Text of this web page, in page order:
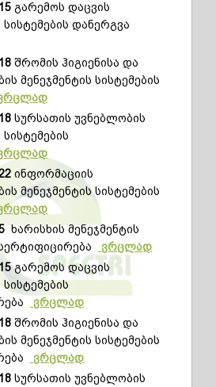
გარემოს დაცვის
სისტემების დანერგვა
შრომის ჰიგიენისა და
მენეჯმენტის სისტემების
სურსათის უვნებლობის
სისტემების
ინფორმაციის
მენეჯმენტის სისტემების
ხარისხის მენეჯმენტის
ვრცლად
გარემოს დაცვის
სისტემების
ვრცლად
შრომის ჰიგიენისა და
მენეჯმენტის სისტემების
ვრცლად
სურსათის უვნებლობის